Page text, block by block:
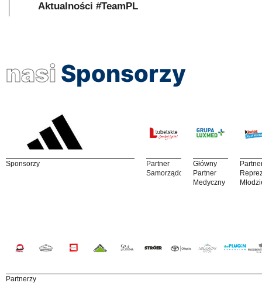
Aktualności #TeamPL
nasi Sponsorzy
Sponsorzy
Partner
Samorządowy
Główny
Partner
Medyczny
Partnerzy